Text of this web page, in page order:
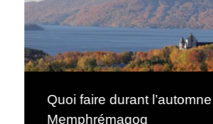
Quoi faire durant
Memphrémagog